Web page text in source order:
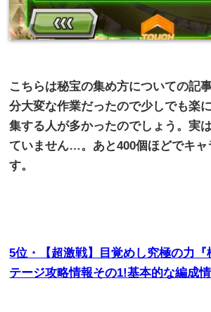
こちらは秘宝の集め方についての記
分大変な作業だったので少しでも楽
集する人が多かったのでしょう。実
ていません…。あと400個ほどでキ
す。
5位・【超激戦】目覚めし究極の力『
テージ攻略情報その1!基本的な編成